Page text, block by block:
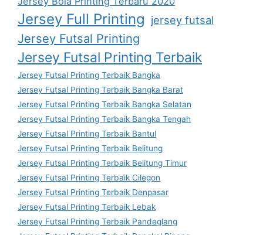
Jersey Full Printing jersey futsal
Jersey Futsal Printing
Jersey Futsal Printing Terbaik
Jersey Futsal Printing Terbaik Bangka
Jersey Futsal Printing Terbaik Bangka Barat
Jersey Futsal Printing Terbaik Bangka Selatan
Jersey Futsal Printing Terbaik Bangka Tengah
Jersey Futsal Printing Terbaik Bantul
Jersey Futsal Printing Terbaik Belitung
Jersey Futsal Printing Terbaik Belitung Timur
Jersey Futsal Printing Terbaik Cilegon
Jersey Futsal Printing Terbaik Denpasar
Jersey Futsal Printing Terbaik Lebak
Jersey Futsal Printing Terbaik Pandeglang